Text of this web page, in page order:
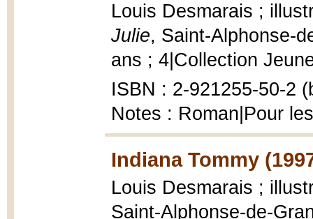
Louis Desmarais ;
Julie, Saint-Alphonse-
ans ; 4|Collection
ISBN : 2-921255-50-2
Notes : Roman|Pour
Indiana Tommy
Louis Desmarais ;
Saint-Alphonse-de-